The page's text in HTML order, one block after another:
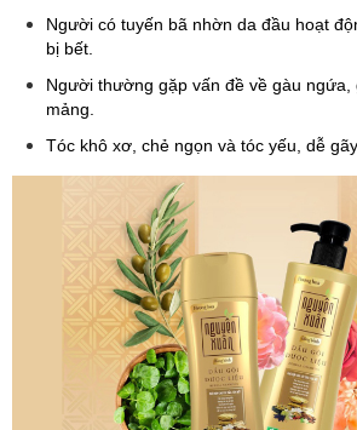
Người có tuyến bã nhờn da đầu hoạt
bị bết.
Người thường gặp vấn đề về gàu ngứa,
mảng.
Tóc khô xơ, chẻ ngọn và tóc yếu, dễ gãy